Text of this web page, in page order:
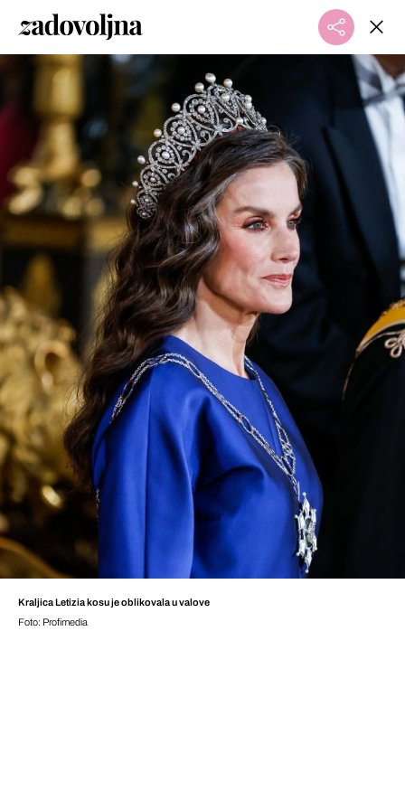
Kraljica Letizia kosu je oblikovala u valove
Foto: Profimedia